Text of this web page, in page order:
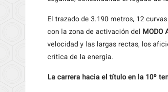
El trazado de 3.190 metros, 12
con la zona de activación del MODO
velocidad y las largas rectas, los
crítica de la energía.
La carrera hacia el título en la 10º